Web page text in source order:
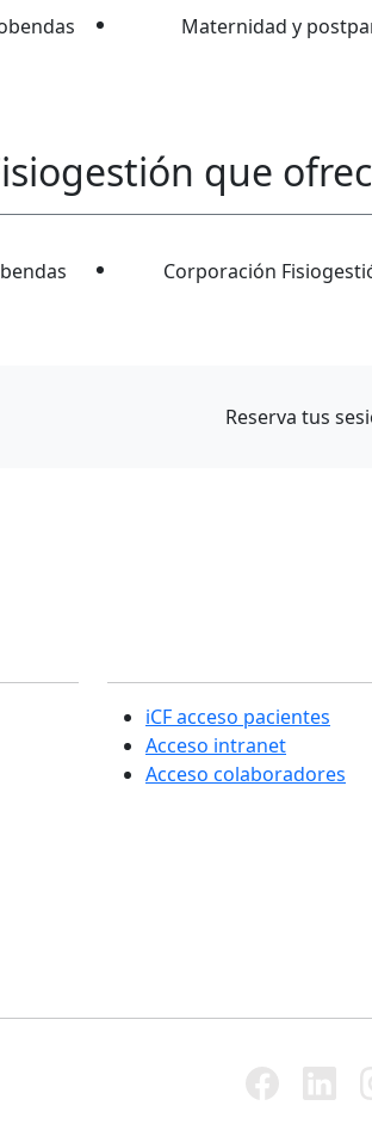
Maternidad y
que
Corporación
Reserva tus
iCF acceso pacientes
Acceso intranet
Acceso colaboradores